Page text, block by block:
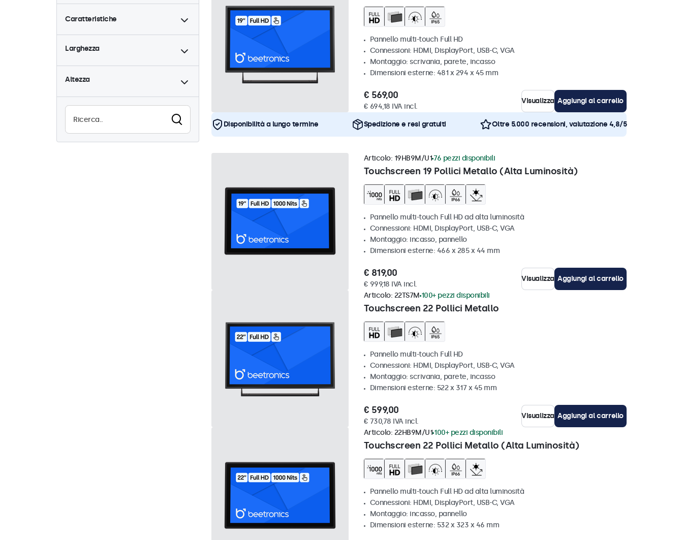
Caratteristiche
4:3 / 5:4
1
9-36 Volt
Dimmerabile
12
Lettore multimediale USB
Alta luminosità
5
Leggibile alla luce del sole
5
Larghezza
Altezza
Pannello multi-touch Full HD
Connessioni: HDMI, DisplayPort, USB-C, VGA
Montaggio: scrivania, parete, incasso
Dimensioni esterne: 481 x 294 x 45 mm
€ 569,00
€ 694,18 IVA incl.
Visualizza Aggiungi al carrello
Disponibilità a lungo termine Spedizione e resi gratuiti Oltre 5.000 recensioni, valutazione 4,8/5
Touchscreen 19 Pollici Metallo (Alta Luminosità)
Articolo: 19HB9M/U176 pezzi disponibili
Pannello multi-touch Full HD ad alta luminosità
Connessioni: HDMI, DisplayPort, USB-C, VGA
Montaggio: incasso, pannello
Dimensioni esterne: 466 x 285 x 44 mm
€ 819,00
€ 999,18 IVA incl.
Visualizza Aggiungi al carrello
Touchscreen 22 Pollici Metallo
Articolo: 22TS7M 100+ pezzi disponibili
Pannello multi-touch Full HD
Connessioni: HDMI, DisplayPort, USB-C, VGA
Montaggio: scrivania, parete, incasso
Dimensioni esterne: 522 x 317 x 45 mm
€ 599,00
€ 730,78 IVA incl.
Visualizza Aggiungi al carrello
Touchscreen 22 Pollici Metallo (Alta Luminosità)
Articolo: 22HB9M/U1 100+ pezzi disponibili
Pannello multi-touch Full HD ad alta luminosità
Connessioni: HDMI, DisplayPort, USB-C, VGA
Montaggio: incasso, pannello
Dimensioni esterne: 532 x 323 x 46 mm